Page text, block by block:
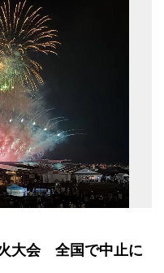
大会 全国で中止に